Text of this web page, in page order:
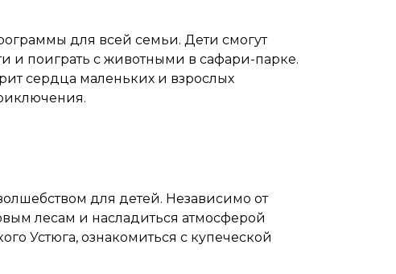
для всей семьи. Дети смогут
и поиграть с животными в сафари-парке.
сердца маленьких и взрослых
для детей. Независимо от
лесам и насладиться атмосферой
Устюга, ознакомиться с купеческой